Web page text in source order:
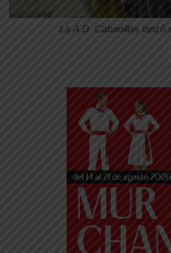
La A.D. Cabanillas lanzó